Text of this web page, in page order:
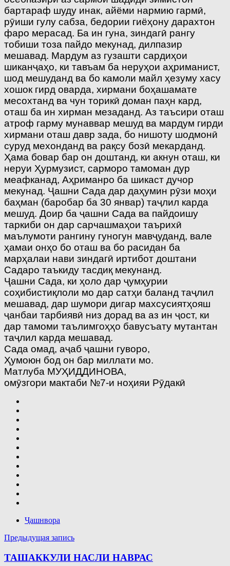
бартараф шуду инак, айёми нармию гармӣ,
рӯиши гулу сабза, бедории гиёҳону дарахтон
фаро мерасад. Ба ин гуна, зиндагӣ рангу
тобиши тоза пайдо мекунад, дилпазир
мешавад. Мардум аз гузашти сардиҳои
шиканҷаҳо, ки тавъам ба неруҳои аҳриманист,
шод мешуданд ва бо камоли майл ҳезуму хасу
хошок гирд оварда, хирмани боҳашамате
месохтанд ва чун торикӣ доман паҳн кард,
оташ ба ин хирман мезаданд. Аз таъсири оташ
атроф гарму мунаввар мешуд ва мардум гирди
хирмани оташ давр зада, бо нишоту шодмонӣ
суруд мехонданд ва рақсу бозӣ мекарданд.
Ҳама бовар бар он доштанд, ки акнун оташ, ки
неруи Ҳурмузист, сарморо тамоман дур
меафканад, Аҳриманро ба шикаст дучор
мекунад. Ҷашни Сада дар даҳумин рӯзи моҳи
баҳман (баробар ба 30 январ) таҷлил карда
мешуд. Доир ба ҷашни Сада ва пайдоишу
таркиби он дар сарчашмаҳои таърихӣ
маълумоти рангину гуногун мавҷуданд, вале
ҳамаи онҳо бо оташ ва бо расидан ба
марҳалаи нави зиндагӣ иртибот доштани
Садаро таъкиду тасдиқ мекунанд.
Ҷашни Сада, ки ҳоло дар ҷумҳурии
соҳибистиқлоли мо дар сатҳи баланд таҷлил
мешавад, дар шумори дигар махсусиятҳояш
ҷанбаи тарбиявӣ низ дорад ва аз ин ҷост, ки
дар тамоми таълимгоҳҳо бавусъату мутантан
таҷлил карда мешавад.
Сада омад, аҷаб ҷашни гуворо,
Ҳумоюн бод он бар миллати мо.
Матлуба МУҲИДДИНОВА,
омӯзгори мактаби №7-и ноҳияи Рӯдакӣ
Ҷашнвора
Навигация
по
Предыдущая запись
ТАШАККУЛИ НАСЛИ НАВРАС